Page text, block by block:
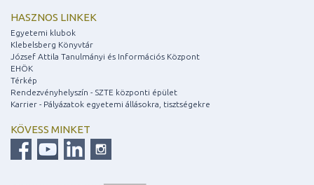
HASZNOS LINKEK
Egyetemi klubok
Klebelsberg Könyvtár
József Attila Tanulmányi és Információs Központ
EHÖK
Térkép
Rendezvényhelyszín - SZTE központi épület
Karrier - Pályázatok egyetemi állásokra, tisztségekre
KÖVESS MINKET